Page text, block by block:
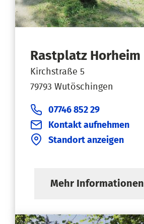
Rastplatz Horheim
Kirchstraße 5
79793 Wutöschingen
07746 852 29
Kontakt aufnehmen
Standort anzeigen
Mehr Informationen